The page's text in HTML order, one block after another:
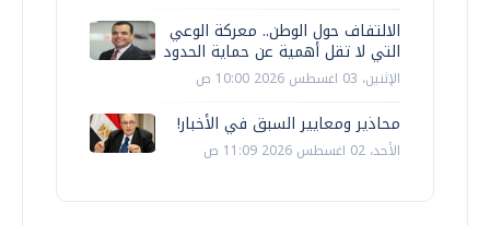
الالتفاف حول الوطن.. معركة الوعي
التي لا تقل أهمية عن حماية الحدود
الإثنين، 03 اغسطس 2026 10:00 ص
محاذير ومعايير السبق في الأخبار!
الأحد، 02 اغسطس 2026 11:09 ص